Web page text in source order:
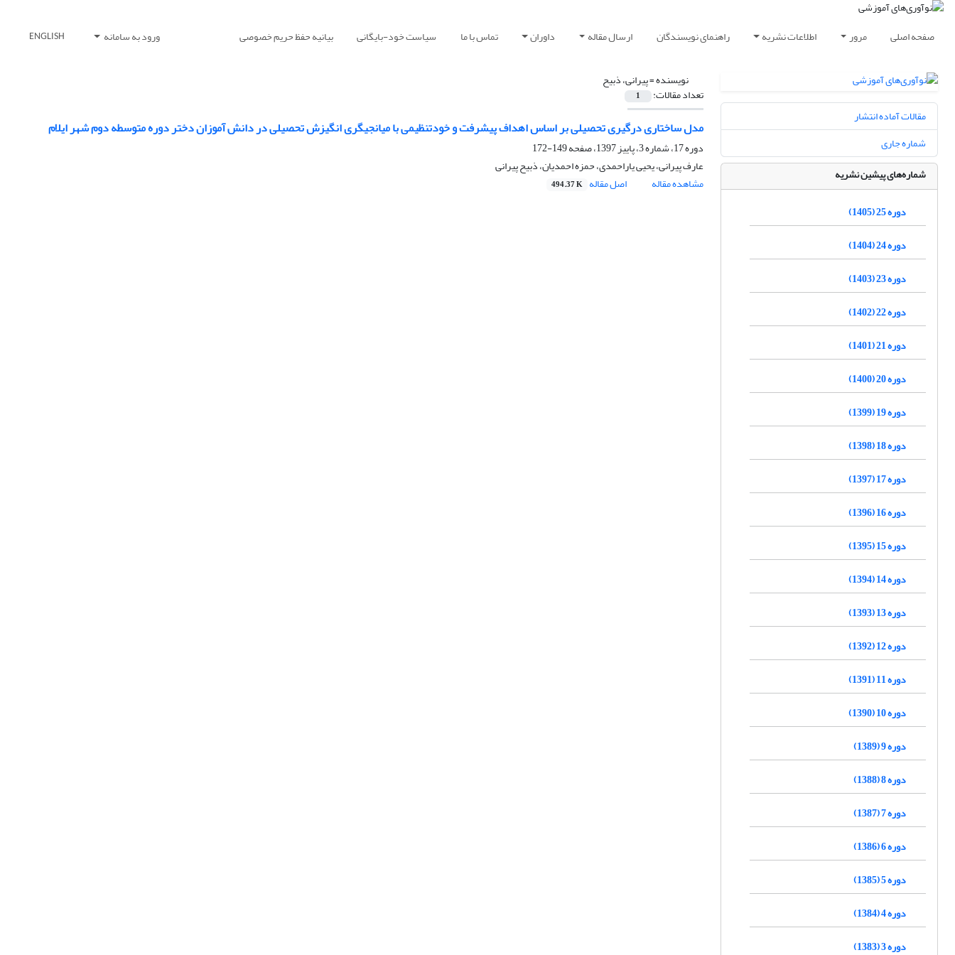
صفحه اصلی مرور اطلاعات نشریه راهنمای نویسندگان ارسال مقاله داوران تماس با ما سیاست خود-بایگانی بیانیه حفظ حریم خصوصی ورود به سامانه ENGLISH
نویسنده =پیرانی، ذبیح
تعداد مقالات: 1
مدل ساختاری درگیری تحصیلی بر اساس اهداف پیشرفت و خودتنظیمی با میانجیگری انگیزش تحصیلی در دانش آموزان دختر دوره متوسطه دوم شهر ایلام
دوره 17، شماره 3، پاییز 1397، صفحه
149-172
عارف پیرانی، یحیی یاراحمدی، حمزه احمدیان، ذبیح پیرانی
مشاهده مقاله
اصل مقاله 494.37 K
مقالات آماده انتشار
شماره جاری
شماره‌های پیشین نشریه
دوره 25 (1405)
دوره 24 (1404)
دوره 23 (1403)
دوره 22 (1402)
دوره 21 (1401)
دوره 20 (1400)
دوره 19 (1399)
دوره 18 (1398)
دوره 17 (1397)
دوره 16 (1396)
دوره 15 (1395)
دوره 14 (1394)
دوره 13 (1393)
دوره 12 (1392)
دوره 11 (1391)
دوره 10 (1390)
دوره 9 (1389)
دوره 8 (1388)
دوره 7 (1387)
دوره 6 (1386)
دوره 5 (1385)
دوره 4 (1384)
دوره 3 (1383)